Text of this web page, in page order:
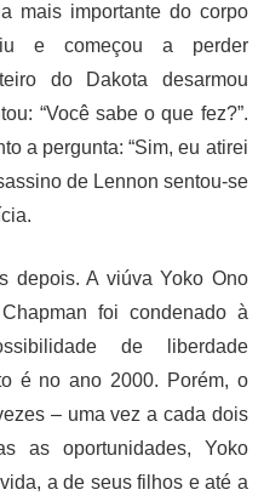
mais importante do corpo
e começou a perder
do Dakota desarmou
“Você sabe o que fez?”.
a pergunta: “Sim, eu atirei
de Lennon sentou-se
depois. A viúva Yoko Ono
foi condenado à
de liberdade
é no ano 2000. Porém, o
– uma vez a cada dois
as oportunidades, Yoko
a de seus filhos e até a